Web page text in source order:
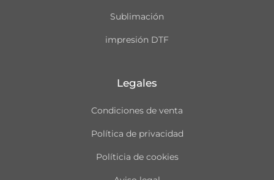
Sublimación
impresión DTF
Legales
Condiciones de venta
Política de privacidad
Políticia de cookies